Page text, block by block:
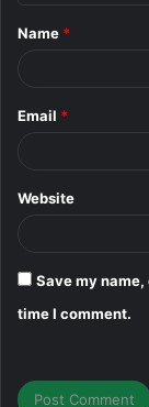
*
Name *
Email *
Website
Save my
time I comment.